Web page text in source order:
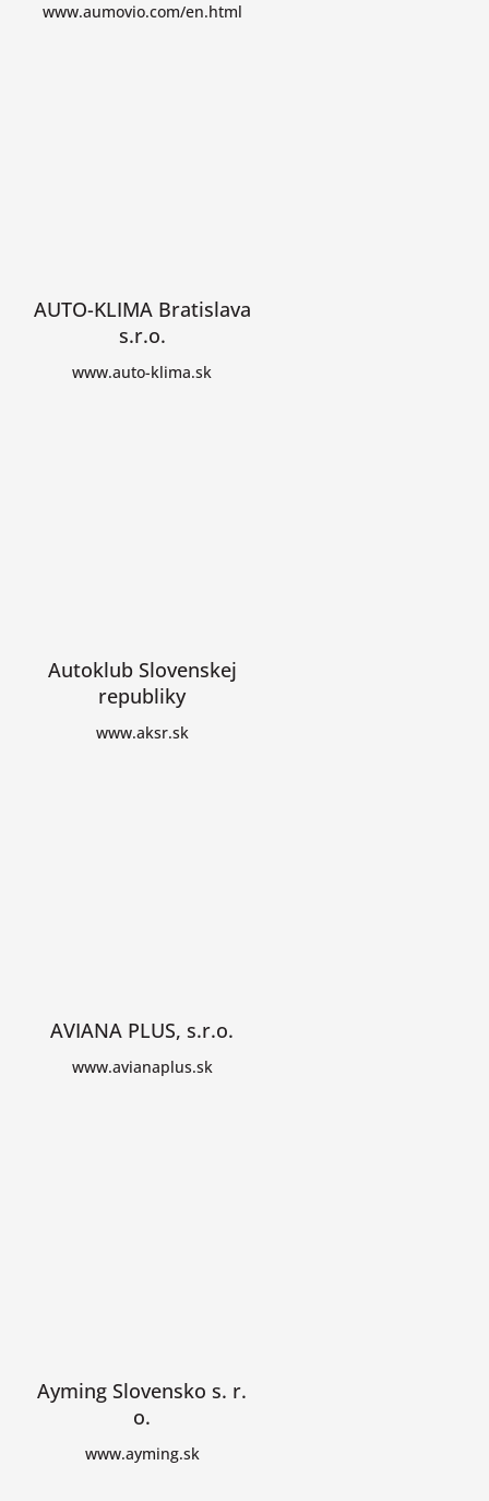
www.aumovio.com/en.html
AUTO-KLIMA Bratislava
s.r.o.
www.auto-klima.sk
Autoklub Slovenskej
republiky
www.aksr.sk
AVIANA PLUS, s.r.o.
www.avianaplus.sk
Ayming Slovensko s. r.
o.
www.ayming.sk